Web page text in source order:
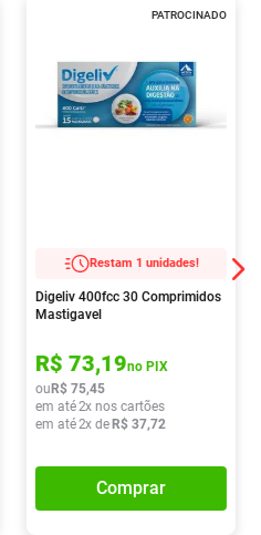
PATROCINADO
Restam 1 unidades!
Digeliv 400fcc 30 Comprimidos
Mastigavel
R$ 73,19no PIX
ou R$ 75,45
em até2x nos cartões
em até2x de R$ 37,72
Comprar